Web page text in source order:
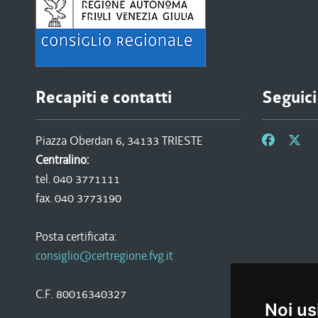
Noi
Recapiti e contatti
Piazza Oberdan 6, 34133 TRIESTE
Centralino:
tel. 040 3771111
fax. 040 3773190
Posta certificata:
consiglio@certregione.fvg.it
C.F. 80016340327